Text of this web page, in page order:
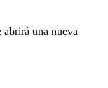
abrirá una nueva